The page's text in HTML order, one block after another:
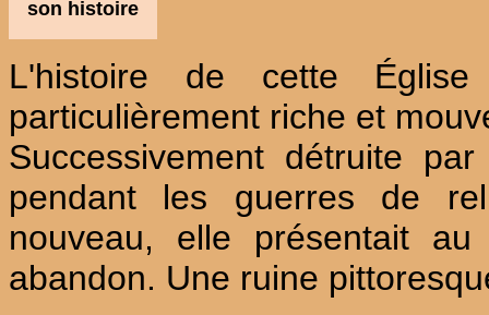
son histoire
L'histoire de cette
particulièrement riche et
Successivement détruite
pendant les guerres de
nouveau, elle présentait
abandon. Une ruine